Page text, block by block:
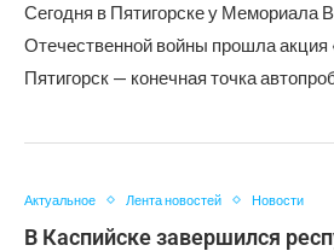
Сегодня в Пятигорске у Мемориала
Отечественной войны прошла
Пятигорск — конечная точка
Актуальное Лента новостей Новости
В Каспийске завершился